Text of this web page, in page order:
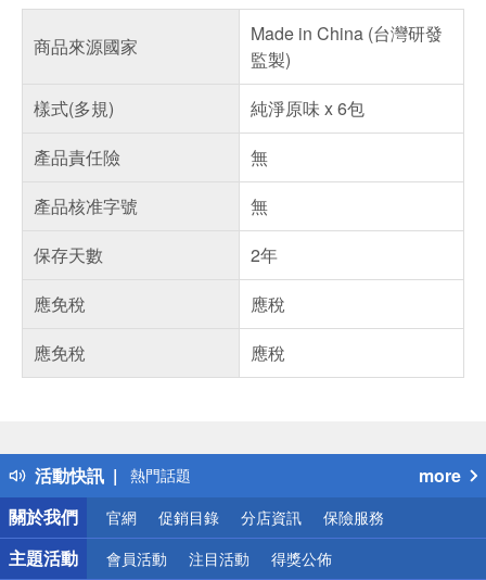
商品來源國家
Made in China (台灣研發
監製)
樣式(多規)
純淨原味 x 6包
產品責任險
無
產品核准字號
無
保存天數
2年
應免稅
應稅
應免稅
應稅
活動快訊
得獎公告
熱門話題
銀行優惠
偏遠地區配送
詐騙網頁！請小心！
more
關於我們
官網 促銷目錄 分店資訊 保險服務
主題活動 會員活動 注目活動 得獎公佈